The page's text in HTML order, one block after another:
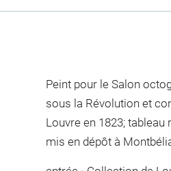
Peint pour le Salon
sous la Révolution et
Louvre en 1823;
mis en dépôt à